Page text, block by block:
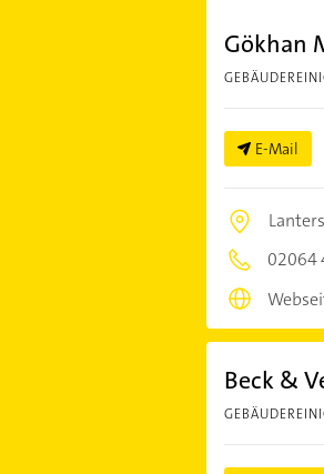
Gökhan
E-Mail
02064
Beck &